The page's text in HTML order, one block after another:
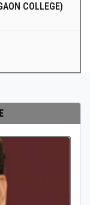
COLLEGE)